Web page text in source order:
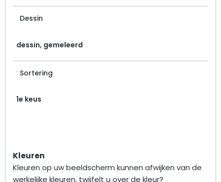
Dessin
dessin, gemeleerd
Sortering
1e keus
Kleuren
Kleuren op uw beeldscherm kunnen afwijken van de
werkelijke kleuren, twijfelt u over de kleur?